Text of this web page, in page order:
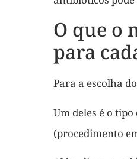
O que o
para
Para a escolha
Um deles é o
(procedimento